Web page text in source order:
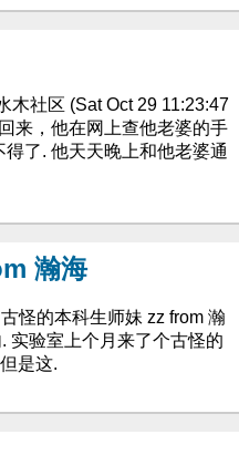
木社区 (Sat Oct 29 11:23:47
来，他在网上查他老婆的手
了. 他天天晚上和他老婆通
瀚海
怪的本科生师妹 zz from 瀚
实验室上个月来了个古怪的
是这.